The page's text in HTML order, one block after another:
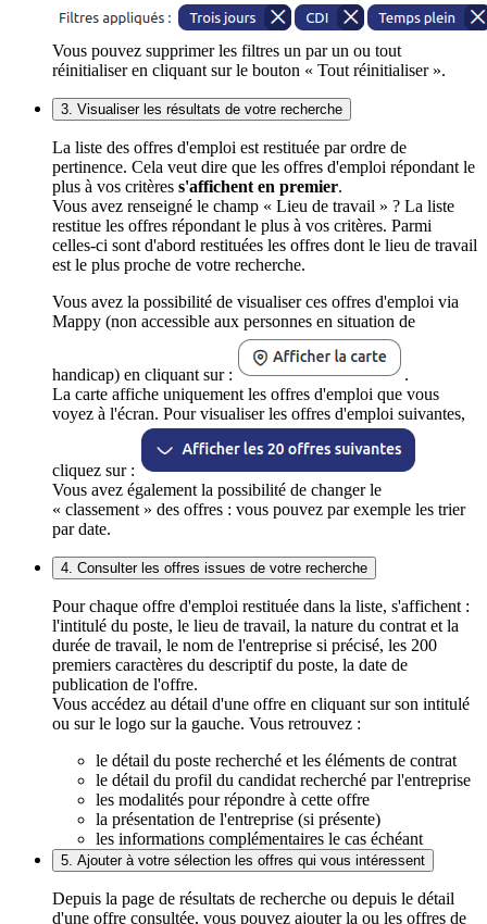
Vous pouvez supprimer les filtres un par un ou tout
réinitialiser en cliquant sur le bouton « Tout réinitialiser ».
3. Visualiser les résultats de votre recherche
La liste des offres d'emploi est restituée par ordre de
pertinence. Cela veut dire que les offres d'emploi répondant le
plus à vos critères s'affichent en premier.
Vous avez renseigné le champ « Lieu de travail » ? La liste
restitue les offres répondant le plus à vos critères. Parmi
celles-ci sont d'abord restituées les offres dont le lieu de travail
est le plus proche de votre recherche.
Vous avez la possibilité de visualiser ces offres d'emploi via
Mappy (non accessible aux personnes en situation de
handicap) en cliquant sur :
.
La carte affiche uniquement les offres d'emploi que vous
voyez à l'écran. Pour visualiser les offres d'emploi suivantes,
cliquez sur :
Vous avez également la possibilité de changer le
« classement » des offres : vous pouvez par exemple les trier
par date.
4. Consulter les offres issues de votre recherche
Pour chaque offre d'emploi restituée dans la liste, s'affichent :
l'intitulé du poste, le lieu de travail, la nature du contrat et la
durée de travail, le nom de l'entreprise si précisé, les 200
premiers caractères du descriptif du poste, la date de
publication de l'offre.
Vous accédez au détail d'une offre en cliquant sur son intitulé
ou sur le logo sur la gauche. Vous retrouvez :
le détail du poste recherché et les éléments de contrat
le détail du profil du candidat recherché par l'entreprise
les modalités pour répondre à cette offre
la présentation de l'entreprise (si présente)
les informations complémentaires le cas échéant
5. Ajouter à votre sélection les offres qui vous intéressent
Depuis la page de résultats de recherche ou depuis le détail
d'une offre consultée, vous pouvez ajouter la ou les offres de